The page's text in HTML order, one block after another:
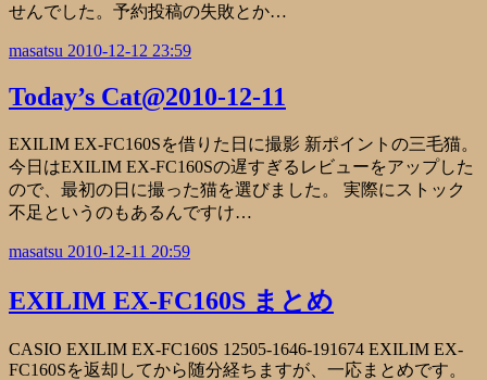
せんでした。予約投稿の失敗とか…
masatsu 2010-12-12 23:59
Today’s Cat@2010-12-11
EXILIM EX-FC160Sを借りた日に撮影 新ポイントの三毛猫。
今日はEXILIM EX-FC160Sの遅すぎるレビューをアップした
ので、最初の日に撮った猫を選びました。 実際にストック
不足というのもあるんですけ…
masatsu 2010-12-11 20:59
EXILIM EX-FC160S まとめ
CASIO EXILIM EX-FC160S 12505-1646-191674 EXILIM EX-
FC160Sを返却してから随分経ちますが、一応まとめです。